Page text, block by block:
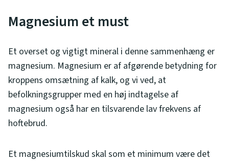
Magnesium et must
Et overset og vigtigt mineral i denne sammenhæng er
magnesium. Magnesium er af afgørende betydning for
kroppens omsætning af kalk, og vi ved, at
befolkningsgrupper med en høj indtagelse af
magnesium også har en tilsvarende lav frekvens af
hoftebrud.
Et magnesiumtilskud skal som et minimum være det